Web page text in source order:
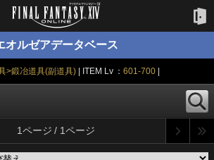
オルゼアデータベース
>鍛冶道具(副道具) | ITEM Lv ：601-700
1ページ / 1ページ